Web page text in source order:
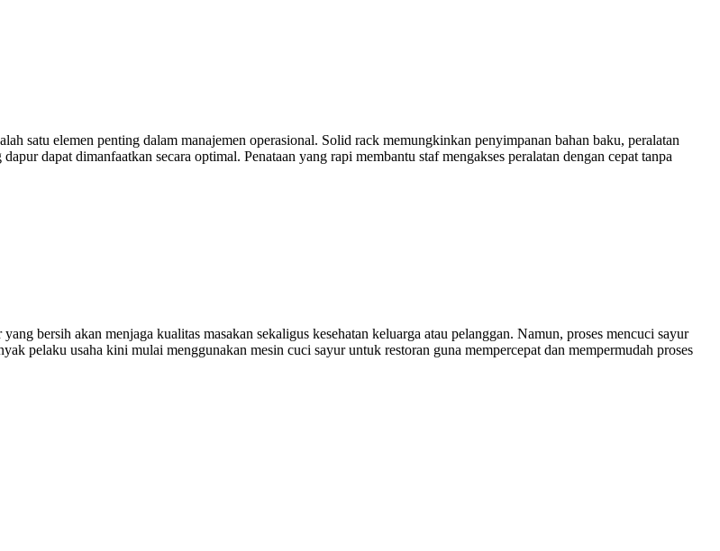
satu elemen penting dalam manajemen operasional. Solid rack memungkinkan penyimpanan bahan baku, peralatan
dapat dimanfaatkan secara optimal. Penataan yang rapi membantu staf mengakses peralatan dengan cepat tanpa
bersih akan menjaga kualitas masakan sekaligus kesehatan keluarga atau pelanggan. Namun, proses mencuci sayur
pelaku usaha kini mulai menggunakan mesin cuci sayur untuk restoran guna mempercepat dan mempermudah proses